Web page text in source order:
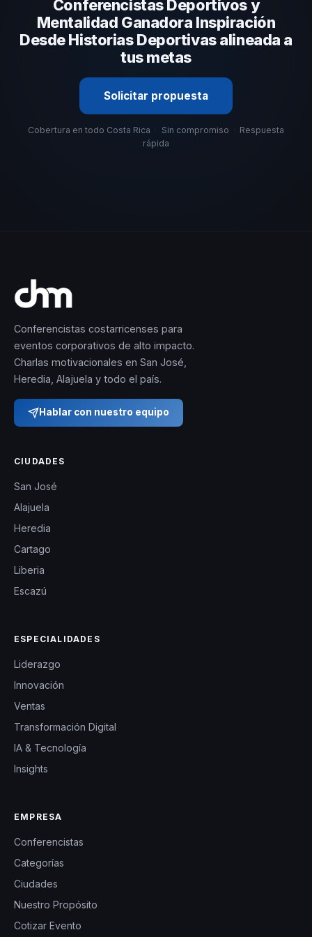
Conferencistas Deportivos y
Mentalidad Ganadora Inspiración
Desde Historias Deportivas alineada a
tus metas
Solicitar propuesta
Cobertura en todo Costa Rica · Sin compromiso · Respuesta
rápida
Conferencistas costarricenses para
eventos corporativos de alto impacto.
Charlas motivacionales en San José,
Heredia, Alajuela y todo el país.
Hablar con nuestro equipo
CIUDADES
San José
Alajuela
Heredia
Cartago
Liberia
Escazú
ESPECIALIDADES
Liderazgo
Innovación
Ventas
Transformación Digital
IA & Tecnología
Insights
EMPRESA
Conferencistas
Categorías
Ciudades
Nuestro Propósito
Cotizar Evento